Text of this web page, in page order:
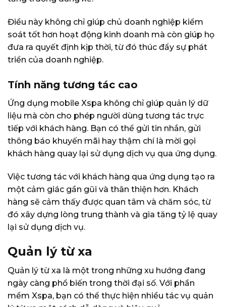
Điều này không chỉ giúp chủ doanh nghiệp kiểm
soát tốt hơn hoạt động kinh doanh mà còn giúp họ
đưa ra quyết định kịp thời, từ đó thúc đẩy sự phát
triển của doanh nghiệp.
Tính năng tương tác cao
Ứng dụng mobile Xspa không chỉ giúp quản lý dữ
liệu mà còn cho phép người dùng tương tác trực
tiếp với khách hàng. Bạn có thể gửi tin nhắn, gửi
thông báo khuyến mãi hay thậm chí là mời gọi
khách hàng quay lại sử dụng dịch vụ qua ứng dụng.
Việc tương tác với khách hàng qua ứng dụng tạo ra
một cảm giác gần gũi và thân thiện hơn. Khách
hàng sẽ cảm thấy được quan tâm và chăm sóc, từ
đó xây dựng lòng trung thành và gia tăng tỷ lệ quay
lại sử dụng dịch vụ.
Quản lý từ xa
Quản lý từ xa là một trong những xu hướng đang
ngày càng phổ biến trong thời đại số. Với phần
mềm Xspa, bạn có thể thực hiện nhiều tác vụ quản